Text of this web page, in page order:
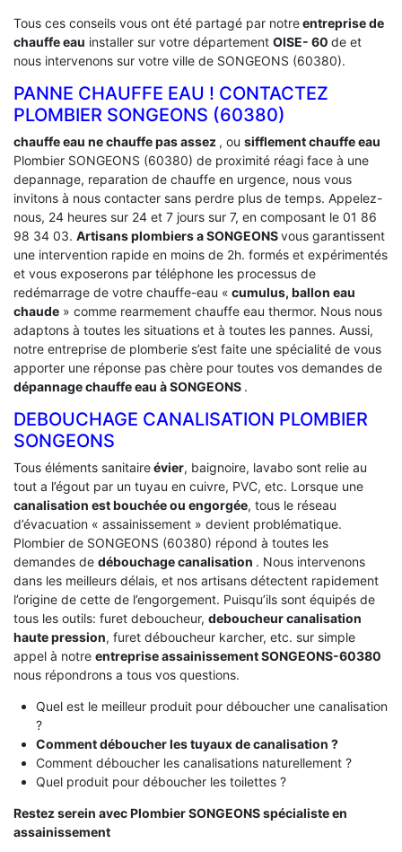
Tous ces conseils vous ont été partagé par notreentreprise de
chauffe eau installer sur votre département OISE- 60 de et
nous intervenons sur votre ville de SONGEONS (60380).
PANNE CHAUFFE EAU ! CONTACTEZ
PLOMBIER SONGEONS (60380)
chauffe eau ne chauffe pas assez , ou sifflement chauffe eau
Plombier SONGEONS (60380) de proximité réagi face à une
depannage, reparation de chauffe en urgence, nous vous
invitons à nous contacter sans perdre plus de temps. Appelez-
nous, 24 heures sur 24 et 7 jours sur 7, en composant le 01 86
98 34 03. Artisans plombiers a SONGEONSvous garantissent
une intervention rapide en moins de 2h. formés et expérimentés
et vous exposerons par téléphone les processus de
redémarrage de votre chauffe-eau « cumulus, ballon eau
chaude » comme rearmement chauffe eau thermor. Nous nous
adaptons à toutes les situations et à toutes les pannes. Aussi,
notre entreprise de plomberie s’est faite une spécialité de vous
apporter une réponse pas chère pour toutes vos demandes de
dépannage chauffe eau à SONGEONS .
DEBOUCHAGE CANALISATION PLOMBIER
SONGEONS
Tous éléments sanitaireévier, baignoire, lavabo sont relie au
tout a l’égout par un tuyau en cuivre, PVC, etc. Lorsque une
canalisation est bouchée ou engorgée, tous le réseau
d’évacuation « assainissement » devient problématique.
Plombier de SONGEONS (60380) répond à toutes les
demandes de débouchage canalisation . Nous intervenons
dans les meilleurs délais, et nos artisans détectent rapidement
l’origine de cette de l’engorgement. Puisqu’ils sont équipés de
tous les outils: furet deboucheur, deboucheur canalisation
haute pression, furet déboucheur karcher, etc. sur simple
appel à notre entreprise assainissement SONGEONS-60380
nous répondrons a tous vos questions.
Quel est le meilleur produit pour déboucher une canalisation
?
Comment déboucher les tuyaux de canalisation ?
Comment déboucher les canalisations naturellement ?
Quel produit pour déboucher les toilettes ?
Restez serein avec Plombier SONGEONS spécialiste en
assainissement